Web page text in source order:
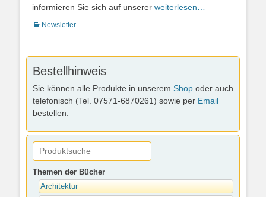
informieren Sie sich auf unserer weiterlesen…
Kategorien
Newsletter
Bestellhinweis
Sie können alle Produkte in unserem Shop oder auch
telefonisch (Tel. 07571-6870261) sowie per Email
bestellen.
Themen der Bücher
Architektur